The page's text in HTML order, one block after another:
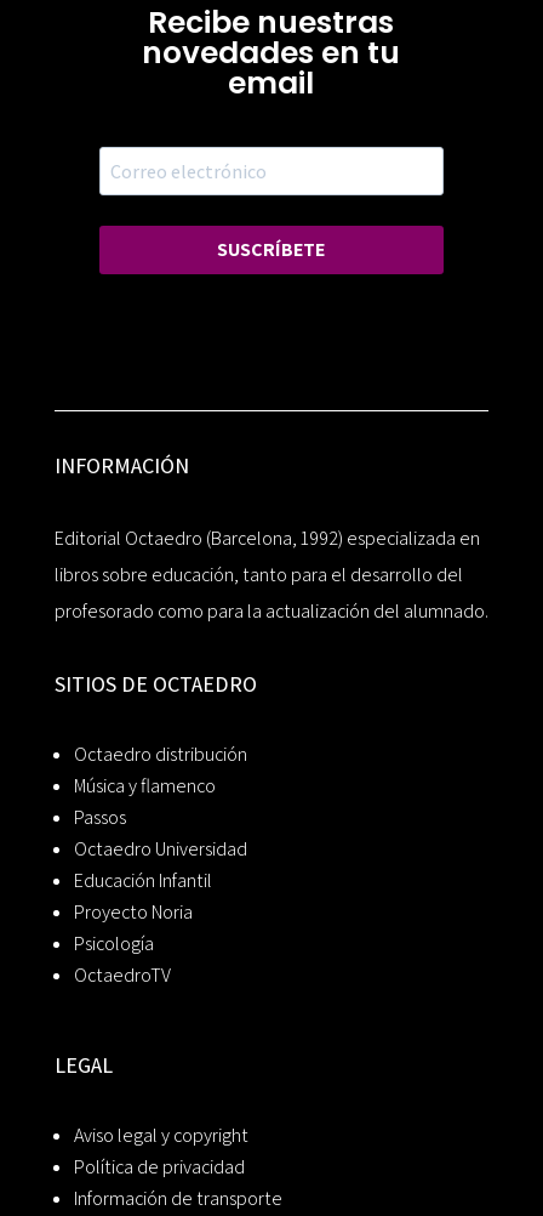
Recibe nuestras
novedades en tu
email
SUSCRÍBETE
INFORMACIÓN
Editorial Octaedro (Barcelona, 1992) especializada en
libros sobre educación, tanto para el desarrollo del
profesorado como para la actualización del alumnado.
SITIOS DE OCTAEDRO
Octaedro distribución
Música y flamenco
Passos
Octaedro Universidad
Educación Infantil
Proyecto Noria
Psicología
OctaedroTV
LEGAL
Aviso legal y copyright
Política de privacidad
Información de transporte